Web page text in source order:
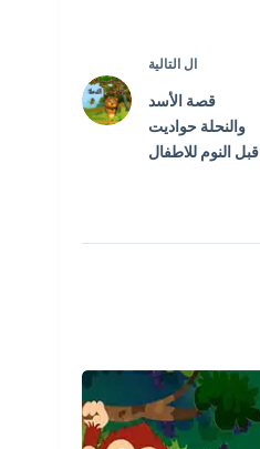
ال التالية
قصة الأسد
والنحلة حواديت
قبل النوم للاطفال